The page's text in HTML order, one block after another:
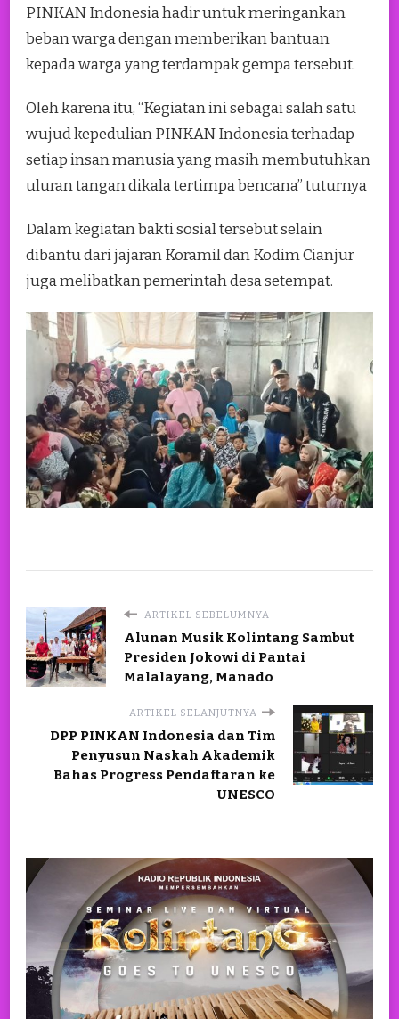
PINKAN Indonesia hadir untuk meringankan
beban warga dengan memberikan bantuan
kepada warga yang terdampak gempa tersebut.
Oleh karena itu, “Kegiatan ini sebagai salah satu
wujud kepedulian PINKAN Indonesia terhadap
setiap insan manusia yang masih membutuhkan
uluran tangan dikala tertimpa bencana” tuturnya
Dalam kegiatan bakti sosial tersebut selain
dibantu dari jajaran Koramil dan Kodim Cianjur
juga melibatkan pemerintah desa setempat.
ARTIKEL SEBELUMNYA
Alunan Musik Kolintang Sambut
Presiden Jokowi di Pantai
Malalayang, Manado
ARTIKEL SELANJUTNYA
DPP PINKAN Indonesia dan Tim
Penyusun Naskah Akademik
Bahas Progress Pendaftaran ke
UNESCO